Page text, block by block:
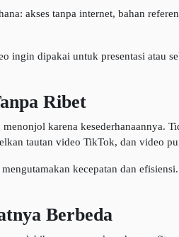
akses tanpa internet, bahan
ingin dipakai untuk presentasi atau
Ribet
karena kesederhanaannya.
tautan video TikTok, dan video
kecepatan dan
Berbeda